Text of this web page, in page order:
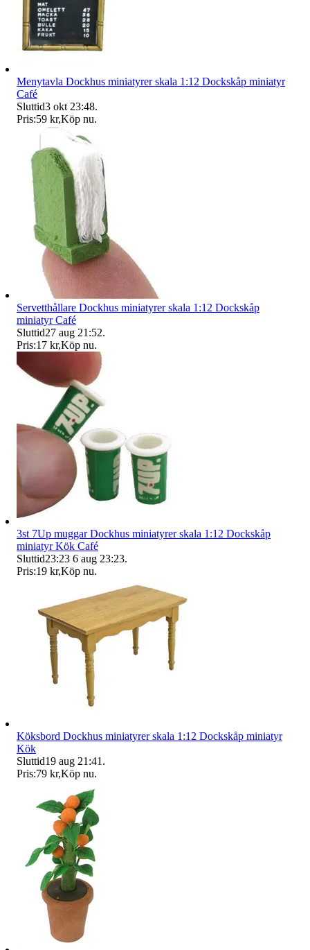
Menytavla Dockhus miniatyrer skala 1:12 Dockskåp miniatyr
Café
Sluttid3 okt 23:48.
Pris:59 kr,Köp nu.
Servetthållare Dockhus miniatyrer skala 1:12 Dockskåp
miniatyr Café
Sluttid27 aug 21:52.
Pris:17 kr,Köp nu.
3st 7Up muggar Dockhus miniatyrer skala 1:12 Dockskåp
miniatyr Kök Café
Sluttid23:23 6 aug 23:23.
Pris:19 kr,Köp nu.
Köksbord Dockhus miniatyrer skala 1:12 Dockskåp miniatyr
Kök
Sluttid19 aug 21:41 .
Pris:79 kr,Köp nu.